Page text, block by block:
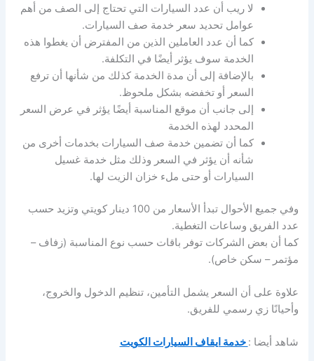
لا ريب أن عدد السيارات التي تحتاج إلى الصف من أهم
عوامل تحديد سعر خدمة صف السيارات.
كما أن عدد العاملين الذين من المفترض أن يغطوا هذه
الخدمة سوف يؤثر أيضًا في التكلفة.
بالإضافة إلى أن مدة الخدمة كذلك من شأنها أن ترفع
السعر أو تخفضه بشكل ملحوظ.
إلى جانب أن موقع المناسبة أيضًا يؤثر في عرض السعر
المحدد لهذه الخدمة
كما أن تضمين خدمة صف السيارات بخدمات أخرى من
شأنه أن يؤثر في السعر وذلك مثل خدمة غسيل
السيارات أو حتى ملء خزان الزيت لها.
وفي جميع الأحوال تبدأ الأسعار من 100 دينار كويتي وتزيد حسب
عدد الفريق وساعات التغطية.
كما أن بعض الشركات توفر باقات حسب نوع المناسبة (زفاف –
مؤتمر – سكن خاص).
علاوة على أن السعر يشمل التأمين، تنظيم الدخول والخروج،
وأحيانًا زي رسمي للفريق.
شاهد أيضا : خدمة ايقاف السيارات الكويت